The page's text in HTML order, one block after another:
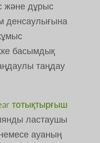
және дұрыс
денсаулығына
басымдық
таңдау
тотықтырғыш
ластаушы
ауаның